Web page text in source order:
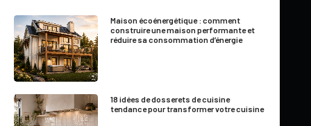
Maison écoénergétique : comment
construire une maison performante et
réduire sa consommation d’énergie
18 idées de dosserets de cuisine
tendance pour transformer votre cuisine
Plusieurs répondent non à cette question. Seriez-vous en
mesure sur le champ de mettre sur papier la liste de tous vos
Combien de DVD? Combien de serviettes de bain?